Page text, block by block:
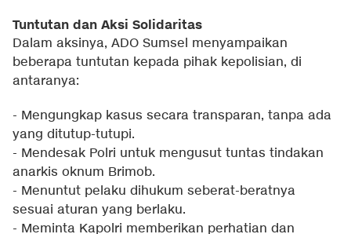
Tuntutan dan Aksi Solidaritas
Dalam aksinya, ADO Sumsel menyampaikan
beberapa tuntutan kepada pihak kepolisian, di
antaranya:
- Mengungkap kasus secara transparan, tanpa ada
yang ditutup-tutupi.
- Mendesak Polri untuk mengusut tuntas tindakan
anarkis oknum Brimob.
- Menuntut pelaku dihukum seberat-beratnya
sesuai aturan yang berlaku.
- Meminta Kapolri memberikan perhatian dan